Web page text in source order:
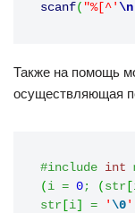
scanf( "%[^' \n
Также на помощь
осуществляющая
#include int
( i = 0; ( str
str i = ' \0 '